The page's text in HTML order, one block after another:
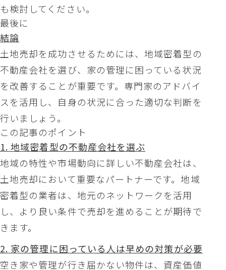
も検討してください。
最後に
結論
土地売却を成功させるためには、地域密着型の
不動産会社を選び、家の管理に困っている状況
を改善することが重要です。専門家のアドバイ
スを活用し、自身の状況に合った適切な判断を
行いましょう。
この記事のポイント
1. 地域密着型の不動産会社を選ぶ
地域の特性や市場動向に詳しい不動産会社は、
土地売却において重要なパートナーです。地域
密着型の業者は、地元のネットワークを活用
し、より良い条件で売却を進めることが期待で
きます。
2. 家の管理に困っている人は早めの対策が必要
空き家や管理が行き届かない物件は、資産価値